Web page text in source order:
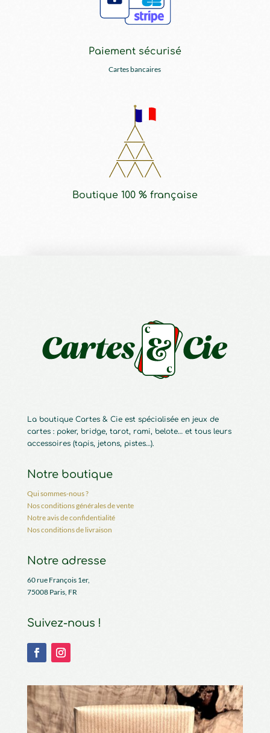
Paiement sécurisé
Cartes bancaires
Boutique 100 % française
La boutique Cartes & Cie est spécialisée en jeux de
cartes : poker, bridge, tarot, rami, belote… et tous leurs
accessoires (tapis, jetons, pistes…).
Notre boutique
Qui sommes-nous ?
Nos conditions générales de vente
Notre avis de confidentialité
Nos conditions de livraison
Notre adresse
60 rue François 1er,
75008 Paris, FR
Suivez-nous !